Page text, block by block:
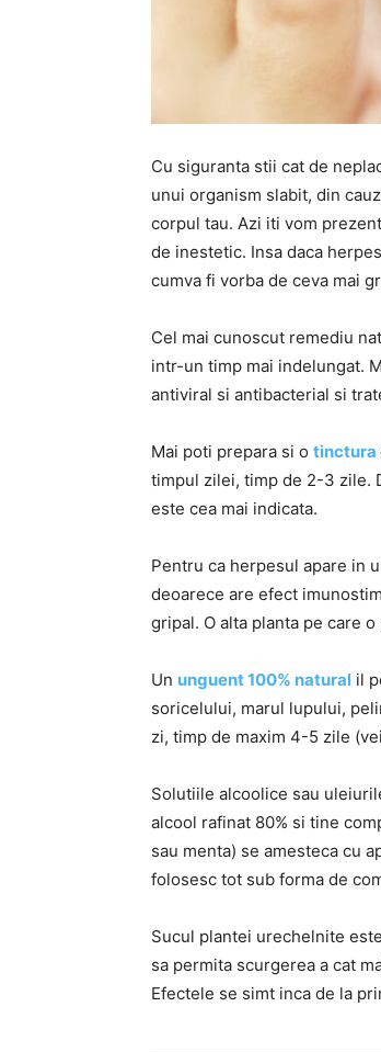
Cu siguranta stii cat de
unui organism slabit, din
corpul tau. Azi iti vom
de inestetic. Insa daca
cumva fi vorba de ceva mai
Cel mai cunoscut remediu
intr-un timp mai indelungat.
antiviral si antibacterial si
Mai poti prepara si o tinctura
timpul zilei, timp de 2-3 zile.
este cea mai indicata.
Pentru ca herpesul apare in
deoarece are efect
gripal. O alta planta pe care
Un unguent 100% natural il
soricelului, marul lupului,
zi, timp de maxim 4-5 zile
Solutiile alcoolice sau
alcool rafinat 80% si tine
sau menta) se amesteca cu
folosesc tot sub forma de
Sucul plantei urechelnite
sa permita scurgerea a cat
Efectele se simt inca de la